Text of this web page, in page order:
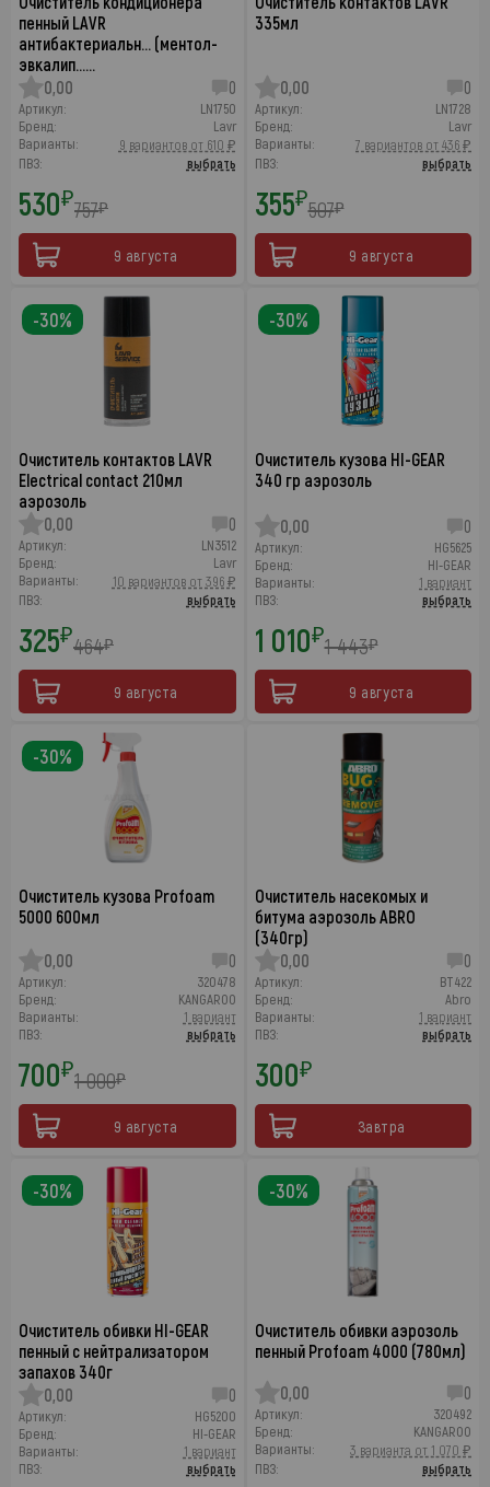
пенный LAVR
антибактериальн… (ментол-
эвкалип……
0,00
0
Артикул:
LN1750
Бренд:
Lavr
Варианты:
9 вариантов от 610 ₽
ПВЗ:
выбрать
530₽757₽
9 августа
335мл
0,00 0
Артикул:
LN1728
Бренд:
Lavr
Варианты:
7 вариантов от 436 ₽
ПВЗ:
выбрать
355₽507₽
9 августа
Очиститель контактов LAVR
Electrical contact 210мл
аэрозоль
0,00
0
Артикул:
LN3512
Бренд:
Lavr
Варианты:
10 вариантов от 396 ₽
ПВЗ:
выбрать
325₽464₽
9 августа
-30%
Очиститель кузова HI-GEAR
340 гр аэрозоль
0,00 0
Артикул:
HG5625
Бренд:
HI-GEAR
Варианты:
1 вариант
ПВЗ:
выбрать
1 010₽1 443₽
9 августа
-30%
Очиститель кузова Profoam
5000 600мл
0,00 0
Артикул:
320478
Бренд:
KANGAROO
Варианты:
1 вариант
ПВЗ:
выбрать
700₽1 000₽
9 августа
-30%
Очиститель насекомых и
битума аэрозоль ABRO
(340гр)
0,00
0
Артикул:
BT422
Бренд:
Abro
Варианты:
1 вариант
ПВЗ:
выбрать
300₽
Завтра
Очиститель обивки HI-GEAR
пенный с нейтрализатором
запахов 340г
0,00
0
Артикул:
HG5200
Бренд:
HI-GEAR
Варианты:
1 вариант
ПВЗ:
выбрать
-30%
Очиститель обивки аэрозоль
пенный Profoam 4000 (780мл)
0,00
0
Артикул:
320492
Бренд:
KANGAROO
Варианты:
3 варианта от 1 070 ₽
ПВЗ:
выбрать
-30%